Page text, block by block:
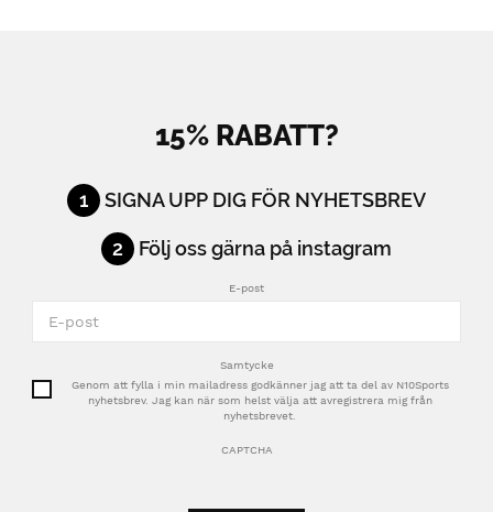
15% RABATT?
1 SIGNA UPP DIG FÖR NYHETSBREV
2 Följ oss gärna på instagram
E-post
Samtycke
Genom att fylla i min mailadress godkänner jag att ta del av N10Sports
nyhetsbrev. Jag kan när som helst välja att avregistrera mig från
nyhetsbrevet.
CAPTCHA